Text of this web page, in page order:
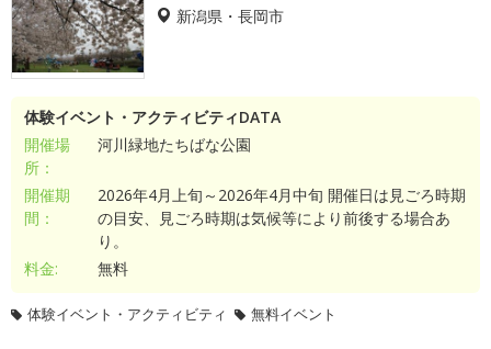
新潟県・長岡市
体験イベント・アクティビティDATA
開催場
所：
河川緑地たちばな公園
開催期
間：
2026年4月上旬～2026年4月中旬 開催日は見ごろ時期
の目安、見ごろ時期は気候等により前後する場合あ
り。
料金:
無料
体験イベント・アクティビティ 無料イベント